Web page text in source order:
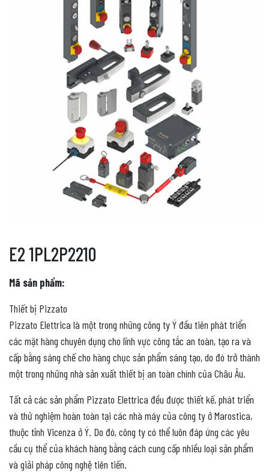
E2 1PL2P2210
Mã sản phẩm:
Thiết bị Pizzato
Pizzato Elettrica là một trong những công ty Ý đầu tiên phát triển
các mặt hàng chuyên dụng cho lĩnh vực công tắc an toàn, tạo ra và
cấp bằng sáng chế cho hàng chục sản phẩm sáng tạo, do đó trở thành
một trong những nhà sản xuất thiết bị an toàn chính của Châu Âu.
Tất cả các sản phẩm Pizzato Elettrica đều được thiết kế, phát triển
và thử nghiệm hoàn toàn tại các nhà máy của công ty ở Marostica,
thuộc tỉnh Vicenza ở Ý. Do đó, công ty có thể luôn đáp ứng các yêu
cầu cụ thể của khách hàng bằng cách cung cấp nhiều loại sản phẩm
và giải pháp công nghệ tiên tiến.